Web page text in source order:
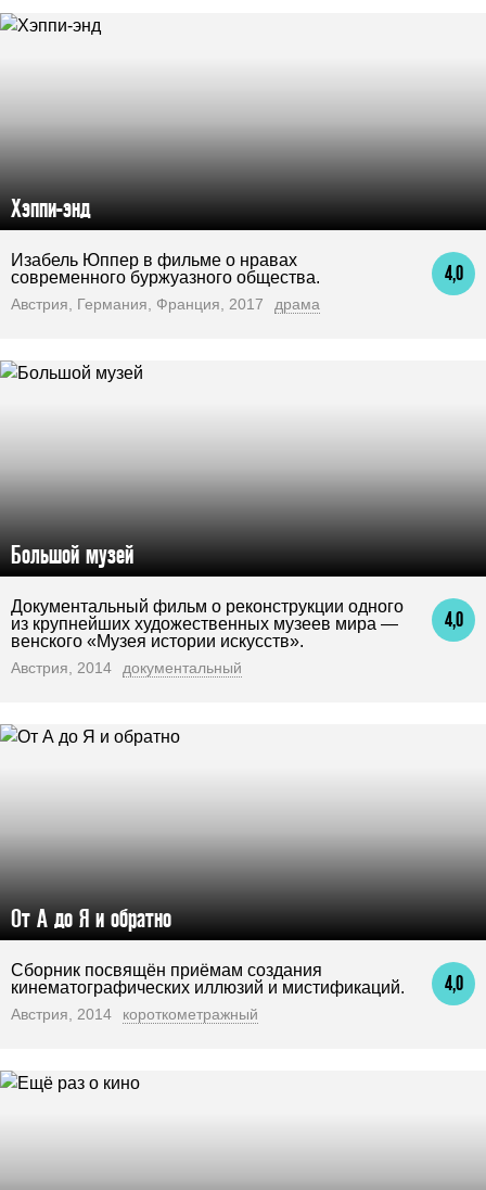
Хэппи-энд
4,0
Изабель Юппер в фильме о нравах
современного буржуазного общества.
Австрия, Германия, Франция, 2017 драма
Большой музей
4,0
Документальный фильм о реконструкции одного
из крупнейших художественных музеев мира —
венского «Музея истории искусств».
Австрия, 2014 документальный
От А до Я и обратно
4,0
Сборник посвящён приёмам создания
кинематографических иллюзий и мистификаций.
Австрия, 2014 короткометражный